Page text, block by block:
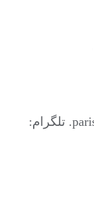
Digital artist💻🎨 اینستاگرام:@parisay.art. تلگرام: